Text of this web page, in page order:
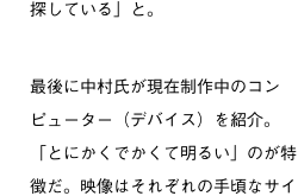
探している」と。
最後に中村氏が現在制作中のコン
ピューター（デバイス）を紹介。
「とにかくでかくて明るい」のが特
徴だ。映像はそれぞれの手頃なサイ